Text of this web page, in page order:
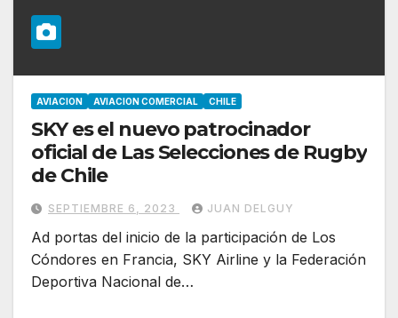
AVIACION AVIACION COMERCIAL CHILE
SKY es el nuevo patrocinador
oficial de Las Selecciones de Rugby
de Chile
SEPTIEMBRE 6, 2023 JUAN DELGUY
Ad portas del inicio de la participación de Los
Cóndores en Francia, SKY Airline y la Federación
Deportiva Nacional de…